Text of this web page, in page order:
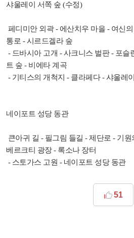
샤울레이 서쪽 숲 (수정)
페디미안 외곽 - 에산치우 마을 - 여신
통로 - 시르드겔라 숲
- 드바시아 고개 - 사크니스 벌판 - 포슬
트 숲 - 비에타 계곡
- 기티스의 개척지 - 클라페다 - 샤울레
네이포트 성당 동관
큰아귀 길 - 필그림 들길 - 제단로 - 기
베르크티 광장 - 록소나 장터
- 스토가스 고원 - 네이포트 성당 동관
51